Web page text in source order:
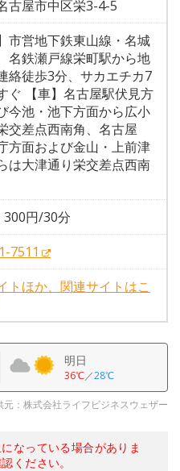
古屋市中区栄3-4-5
市営地下鉄東山線・名城
名鉄瀬戸線栄町駅から地
絡徒歩3分、サカエチカ7
ぐ 【車】名古屋駅伏見方
今池・池下方面から広小
交差点西南角、名古屋
方面および金山・上前津
は大津通り栄交差点西南
300円/30分
7511
トほか、関連サイトはこ
明日
36℃／28℃
元：株式会社ライフビジネスウェザー
なっている場合がありま
ください。